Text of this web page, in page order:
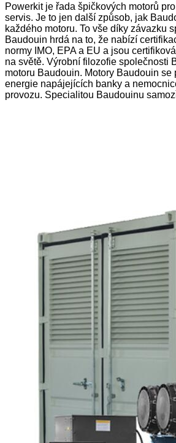
Powerkit je řada špičkových motorů
servis. Je to jen další způsob, jak
každého motoru. To vše díky závazku
Baudouin hrdá na to, že nabízí
normy IMO, EPA a EU a jsou
na světě. Výrobní filozofie společnosti
motoru Baudouin. Motory Baudouin
energie napájejících banky a
provozu. Specialitou Baudouinu